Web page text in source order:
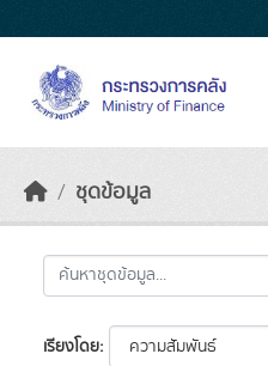
ชุดข้อมูล
เรียงโดย